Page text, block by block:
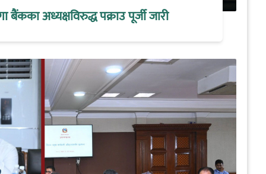
बैंकका अध्यक्षविरुद्ध पक्राउ पूर्जी जारी